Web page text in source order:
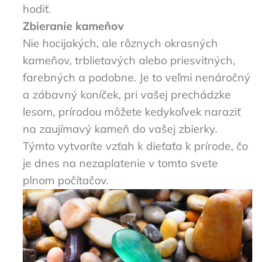
hodiť.
Zbieranie kameňov
Nie hocijakých, ale rôznych okrasných
kameňov, trblietavých alebo priesvitných,
farebných a podobne. Je to veľmi nenáročný
a zábavný koníček, pri vašej prechádzke
lesom, prírodou môžete kedykoľvek naraziť
na zaujímavý kameň do vašej zbierky.
Týmto vytvoríte vzťah k dieťaťa k prírode, čo
je dnes na nezaplatenie v tomto svete
plnom počítačov.